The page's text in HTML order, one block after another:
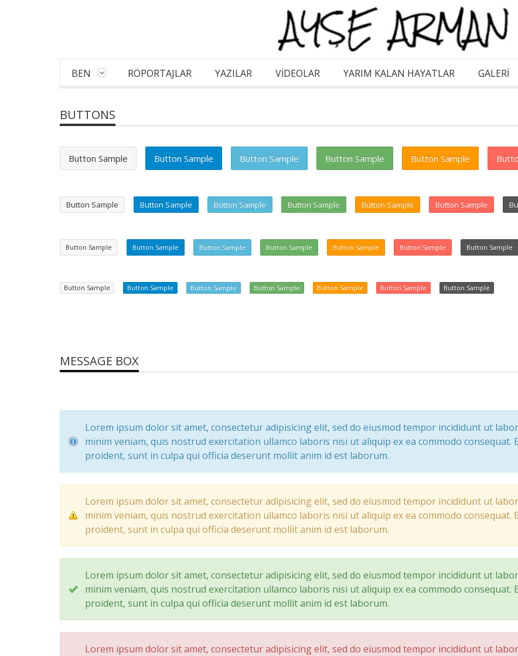
BEN RÖPORTAJLAR YAZILAR VİDEOLAR YARIM KALAN HAYATLAR GALERI
BUTTONS
Button Sample Button Sample Button Sample Button Sample Button Sample
Button Sample Button Sample Button Sample Button Sample Button Sample Button Sample
Button Sample Button Sample Button Sample Button Sample Button Sample Button Sample Button Sample
Button Sample Button Sample Button Sample Button Sample Button Sample Button Sample Button Sample
MESSAGE BOX
Lorem ipsum dolor sit amet, consectetur adipisicing elit, sed do eiusmod tempor incididunt ut
minim veniam, quis nostrud exercitation ullamco laboris nisi ut aliquip ex ea commodo consequat.
proident, sunt in culpa qui officia deserunt mollit anim id est laborum.
Lorem ipsum dolor sit amet, consectetur adipisicing elit, sed do eiusmod tempor incididunt ut
minim veniam, quis nostrud exercitation ullamco laboris nisi ut aliquip ex ea commodo consequat.
proident, sunt in culpa qui officia deserunt mollit anim id est laborum.
Lorem ipsum dolor sit amet, consectetur adipisicing elit, sed do eiusmod tempor incididunt ut
minim veniam, quis nostrud exercitation ullamco laboris nisi ut aliquip ex ea commodo consequat.
proident, sunt in culpa qui officia deserunt mollit anim id est laborum.
Lorem ipsum dolor sit amet, consectetur adipisicing elit, sed do eiusmod tempor incididunt ut